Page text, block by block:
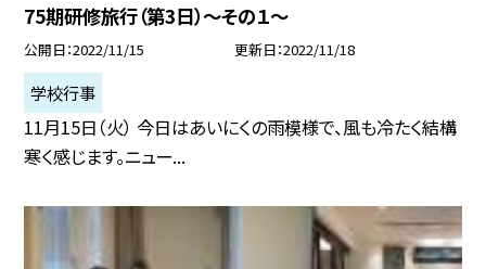
75期研修旅行（第3日）〜その１〜
公開日 2022/11/15 更新日 2022/11/18
学校行事
11月15日（火） 今日はあいにくの雨模様で、風も冷たく結構
寒く感じます。ニュー...